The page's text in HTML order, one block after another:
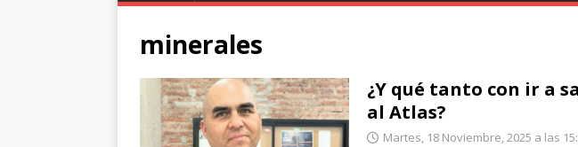
minerales
¿Y qué tanto con ir a
al Atlas?
Martes, 18 Noviembre, 2025 a las